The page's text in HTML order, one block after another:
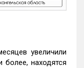
увеличили
находятся